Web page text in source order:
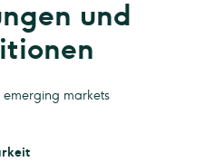
und